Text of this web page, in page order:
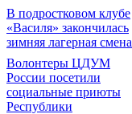
В подростковом клубе
«Василя» закончилась
зимняя лагерная смена
Волонтеры ЦДУМ
России посетили
социальные приюты
Республики